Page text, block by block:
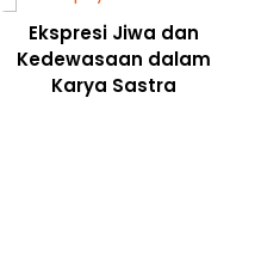
Ekspresi Jiwa dan
Kedewasaan dalam
Karya Sastra